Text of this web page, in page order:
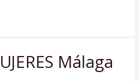
Málaga